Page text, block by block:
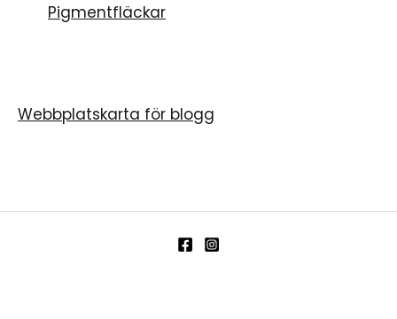
Pigmentfläckar
Webbplatskarta för blogg